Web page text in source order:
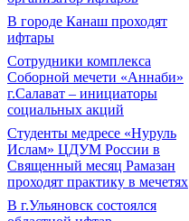
В городе Канаш проходят
ифтары
Сотрудники комплекса
Соборной мечети «Аннаби»
г.Салават – инициаторы
социальных акций
Cтуденты медресе «Нуруль
Ислам» ЦДУМ России в
Священный месяц Рамазан
проходят практику в мечетях
В г.Ульяновск состоялся